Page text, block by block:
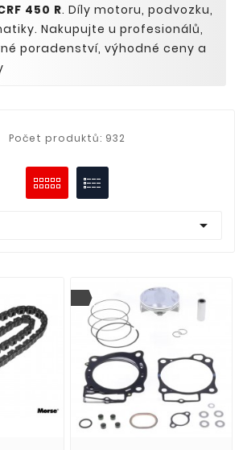
450 R. Díly motoru, podvozku,
Nakupujte u profesionálů,
poradenství, výhodné ceny a
Počet produktů: 932
